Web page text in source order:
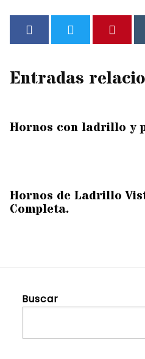
Entradas
Hornos con ladrillo y
Hornos de Ladrillo
Completa.
Buscar